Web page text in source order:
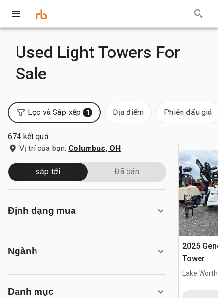
Used Light Towers For
Sale
Lọc và Sắp xếp 1 Địa điểm Phiên đấu giá
674 kết quả
Vị trí của bạn: Columbus, OH
sắp tới Đã bán
Định dạng mua
Ngành
Danh mục
2025
Tower
Lake